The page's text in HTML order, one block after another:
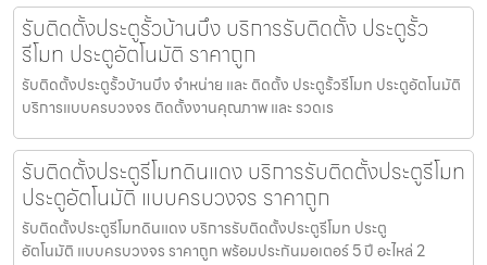
รับติดตั้งประตูรั้วบ้านบึง บริการรับติดตั้ง ประตูรั้ว
รีโมท ประตูอัตโนมัติ ราคาถูก
รับติดตั้งประตูรั้วบ้านบึง จำหน่าย และ ติดตั้ง ประตูรั้วรีโมท ประตูอัตโนมัติ
บริการแบบครบวงจร ติดตั้งงานคุณภาพ และ รวดเร
รับติดตั้งประตูรีโมทดินแดง บริการรับติดตั้งประตูรีโมท
ประตูอัตโนมัติ แบบครบวงจร ราคาถูก
รับติดตั้งประตูรีโมทดินแดง บริการรับติดตั้งประตูรีโมท ประตู
อัตโนมัติ แบบครบวงจร ราคาถูก พร้อมประกันมอเตอร์ 5 ปี อะไหล่ 2